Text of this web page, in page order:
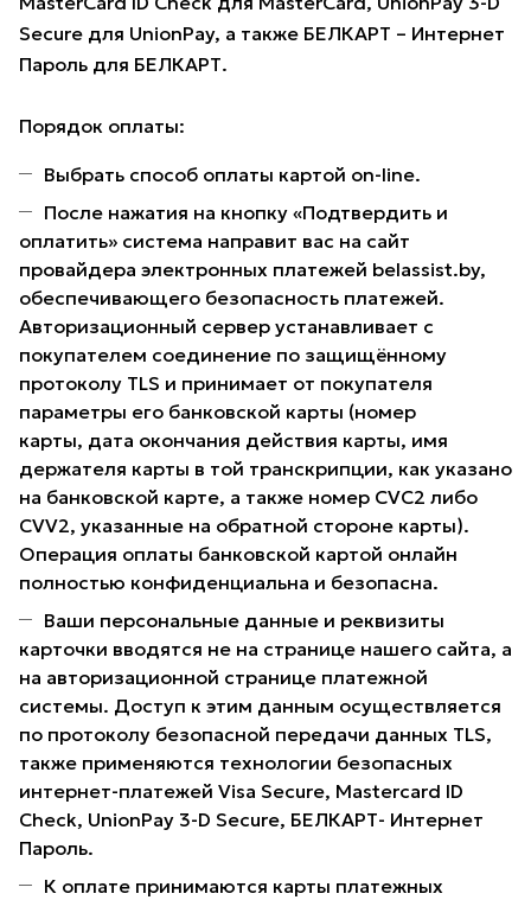
Secure для UnionPay, а также БЕЛКАРТ – Интернет
Пароль для БЕЛКАРТ.
Порядок оплаты:
Выбрать способ оплаты картой on-line.
После нажатия на кнопку «Подтвердить и
оплатить» система направит вас на сайт
провайдера электронных платежей belassist.by,
обеспечивающего безопасность платежей.
Авторизационный сервер устанавливает с
покупателем соединение по защищённому
протоколу TLS и принимает от покупателя
параметры его банковской карты (номер
карты, дата окончания действия карты, имя
держателя карты в той транскрипции, как указано
на банковской карте, а также номер CVC2 либо
CVV2, указанные на обратной стороне карты).
Операция оплаты банковской картой онлайн
полностью конфиденциальна и безопасна.
Ваши персональные данные и реквизиты
карточки вводятся не на странице нашего сайта, а
на авторизационной странице платежной
системы. Доступ к этим данным осуществляется
по протоколу безопасной передачи данных TLS,
также применяются технологии безопасных
интернет-платежей Visa Secure, Mastercard ID
Check, UnionPay 3-D Secure, БЕЛКАРТ- Интернет
Пароль.
К оплате принимаются карты платежных